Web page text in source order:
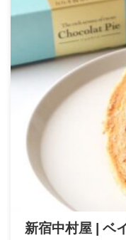
新宿中村屋 | ベ